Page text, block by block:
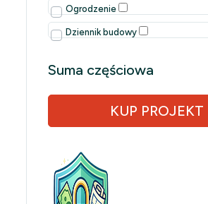
Ogrodzenie
Dziennik budowy
Suma częściowa
KUP PROJEKT